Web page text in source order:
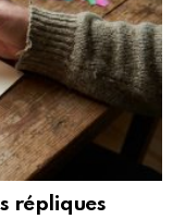
répliques